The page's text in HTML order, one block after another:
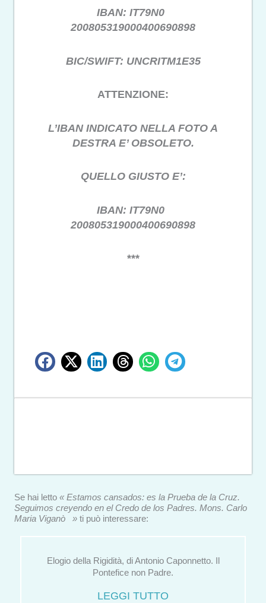
IBAN: IT79N0
200805319000400690898
BIC/SWIFT: UNCRITM1E35
ATTENZIONE:
L’IBAN INDICATO NELLA FOTO A
DESTRA E’ OBSOLETO.
QUELLO GIUSTO E’:
IBAN: IT79N0
200805319000400690898
***
Se hai letto « Estamos cansados: es la Prueba de la Cruz.
Seguimos creyendo en el Credo de los Padres. Mons. Carlo
Maria Viganò » ti può interessare:
Elogio della Rigidità, di Antonio Caponnetto. Il
Pontefice non Padre.
LEGGI TUTTO